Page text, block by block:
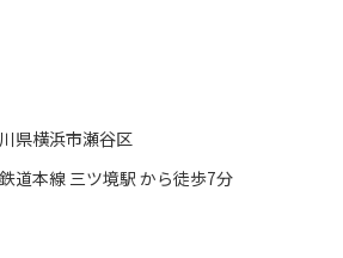
県横浜市瀬谷区
道本線 三ツ境駅 から徒歩7分